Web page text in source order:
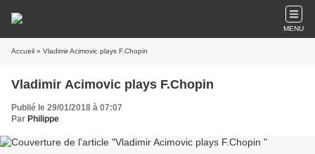
MENU
Accueil » Vladimir Acimovic plays F.Chopin
Vladimir Acimovic plays F.Chopin
Publié le 29/01/2018 à 07:07
Par Philippe